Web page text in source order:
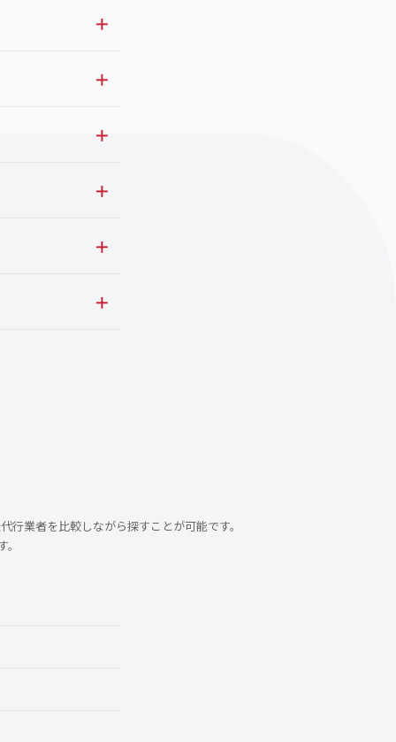
業者を比較しながら探すことが可能です。